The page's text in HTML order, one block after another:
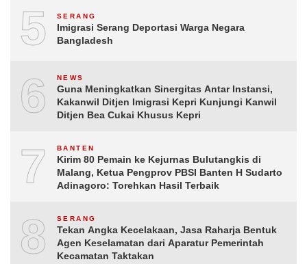
5 SERANG
Imigrasi Serang Deportasi Warga Negara
Bangladesh
6 NEWS
Guna Meningkatkan Sinergitas Antar Instansi,
Kakanwil Ditjen Imigrasi Kepri Kunjungi Kanwil
Ditjen Bea Cukai Khusus Kepri
7 BANTEN
Kirim 80 Pemain ke Kejurnas Bulutangkis di
Malang, Ketua Pengprov PBSI Banten H Sudarto
Adinagoro: Torehkan Hasil Terbaik
8 SERANG
Tekan Angka Kecelakaan, Jasa Raharja Bentuk
Agen Keselamatan dari Aparatur Pemerintah
Kecamatan Taktakan